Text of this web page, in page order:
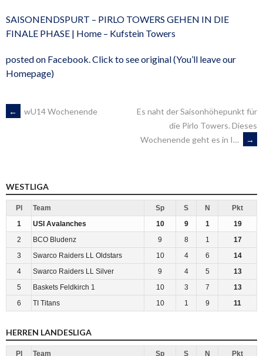
SAISONENDSPURT – PIRLO TOWERS GEHEN IN DIE
FINALE PHASE | Home – Kufstein Towers
posted on Facebook. Click to see original (You’ll leave our
Homepage)
ARTIKEL-
← wU14 Wochenende
Es naht der Saisonhöhepunkt für
die Pirlo Towers. Dieses
Wochenende geht es in I…
→
WESTLIGA
Pl Team Sp S N
Pkt
1
USI Avalanches 10 9 1
19
2
BCO Bludenz 9 8 1
17
3
Swarco Raiders LL Oldstars 10 4 6
14
4
Swarco Raiders LL Silver 9 4 5
13
5
Baskets Feldkirch 1 10 3 7
13
6
TI Titans 10 1 9 11
HERREN LANDESLIGA
Pl Team Sp S N Pkt